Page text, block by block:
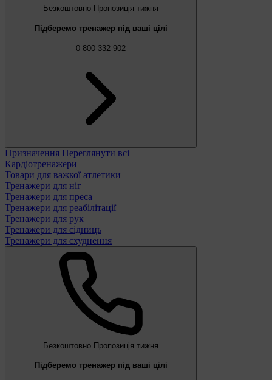
Безкоштовно Пропозиція тижня
Підберемо тренажер під ваші цілі
0 800 332 902
Призначення Переглянути всі
Кардіотренажери
Товари для важкої атлетики
Тренажери для ніг
Тренажери для преса
Тренажери для реабілітації
Тренажери для рук
Тренажери для сідниць
Тренажери для схуднення
Безкоштовно Пропозиція тижня
Підберемо тренажер під ваші цілі